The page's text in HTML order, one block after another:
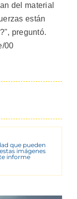
del material
están
preguntó.
00
que pueden
imágenes
informe